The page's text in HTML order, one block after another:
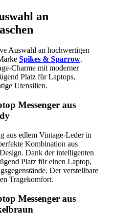
an
Auswahl an hochwertigen
Spikes & Sparrow.
Charme mit moderner
Platz für Laptops,
Utensilien.
Messenger aus
aus edlem Vintage-Leder in
Kombination aus
Dank der intelligenten
Platz für einen Laptop,
Der verstellbare
Tragekomfort.
Messenger aus